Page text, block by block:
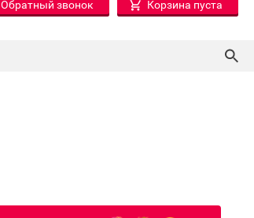
Обратный звонок Корзина пуста